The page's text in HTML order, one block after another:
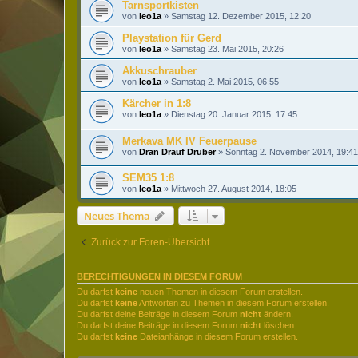
Tarnsportkisten
von leo1a » Samstag 12. Dezember 2015, 12:20
Playstation für Gerd
von leo1a » Samstag 23. Mai 2015, 20:26
Akkuschrauber
von leo1a » Samstag 2. Mai 2015, 06:55
Kärcher in 1:8
von leo1a » Dienstag 20. Januar 2015, 17:45
Merkava MK IV Feuerpause
von Dran Drauf Drüber» Sonntag 2. November 2014, 19:41
SEM35 1:8
von leo1a » Mittwoch 27. August 2014, 18:05
Neues Thema
Zurück zur Foren-Übersicht
BERECHTIGUNGEN IN DIESEM FORUM
Du darfst keine neuen Themen in diesem Forum erstellen.
Du darfst keineAntworten zu Themen in diesem Forum erstellen.
Du darfst deine Beiträge in diesem Forum nicht ändern.
Du darfst deine Beiträge in diesem Forum nicht löschen.
Du darfst keine Dateianhänge in diesem Forum erstellen.